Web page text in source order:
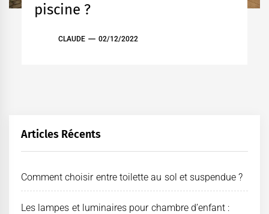
piscine ?
CLAUDE 02/12/2022
Articles Récents
Comment choisir entre toilette au sol et suspendue ?
Les lampes et luminaires pour chambre d’enfant :